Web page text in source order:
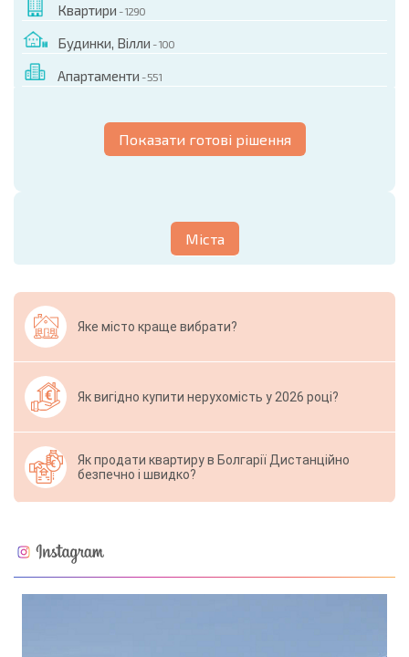
Квартири - 1290
Будинки, Вілли - 100
Апартаменти - 551
Показати готові рішення
Міста
Яке місто краще вибрати?
Як вигідно купити нерухомість у 2026 році?
Як продати квартиру в Болгарії Дистанційно
безпечно і швидко?